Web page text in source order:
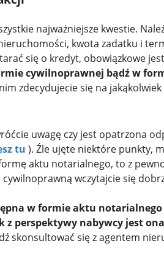
najważniejsze kwestie.
kwota zadatku i
się o kredyt, obowiązkowe
cywilnoprawnej bądź w
zdecydujecie się na
uwagę czy jest opatrzona
tu ). Źle ujęte niektóre punkty,
aktu notarialnego, to z
cywilnoprawną wczytajcie się
w formie aktu notarialnego
perspektywy nabywcy jest
skonsultować się z agentem